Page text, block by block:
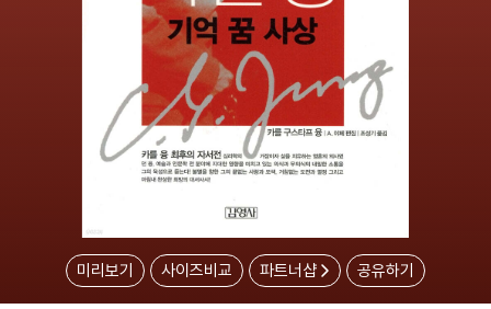
미리보기 사이즈비교 파트너샵 공유하기